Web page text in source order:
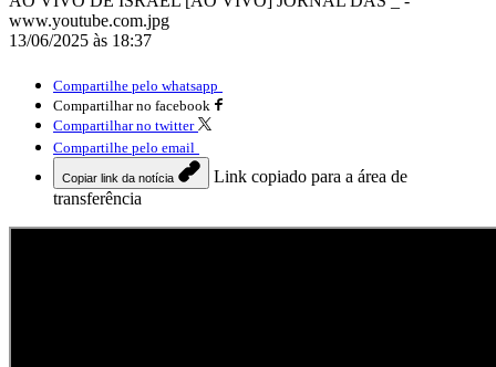
13/06/2025 às 18:37
Compartilhe pelo whatsapp
Compartilhar no facebook
Compartilhar no twitter
Compartilhe pelo email
Copiar link da notícia
Link copiado para a área de
transferência